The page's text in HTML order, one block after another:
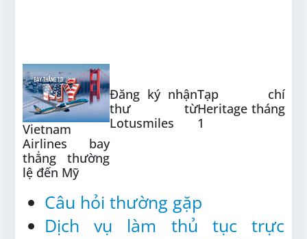
Vietnam
Airlines bay
thẳng thường
lệ đến Mỹ
Đăng ký nhận
thư từ
Lotusmiles
Tạp chí
Heritage tháng
1
Câu hỏi thường gặp
Dịch vụ làm thủ tục trực